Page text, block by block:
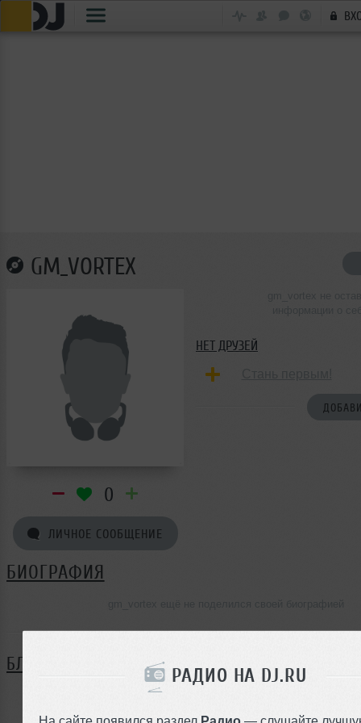
РАДИО НА DJ.RU
На сайте появился раздел Радио — слушайте
GM_VORTEX
0
ЛИЧНОЕ СООБЩЕНИЕ
НЕТ ДРУЗЕЙ
БИОГРАФИЯ
БЛОГ